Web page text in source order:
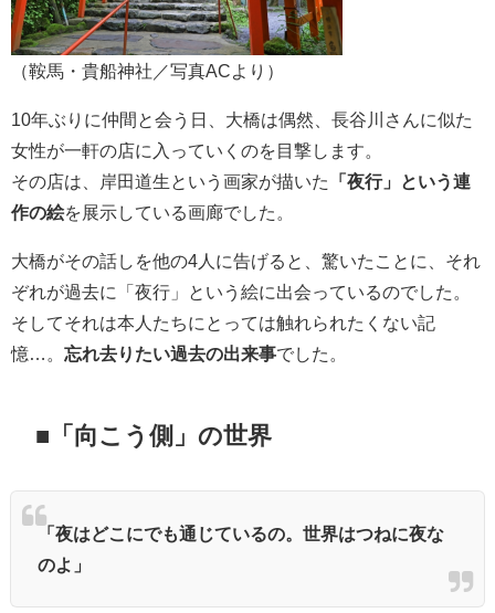
（鞍馬・貴船神社／写真ACより）
10年ぶりに仲間と会う日、大橋は偶然、長谷川さんに似た
女性が一軒の店に入っていくのを目撃します。
その店は、岸田道生という画家が描いた
「夜行」という連
作の絵を展示している画廊でした。
大橋がその話しを他の4人に告げると、驚いたことに、それ
ぞれが過去に「夜行」という絵に出会っているのでした。
そしてそれは本人たちにとっては触れられたくない記
憶…。 忘れ去りたい過去の出来事でした。
■「向こう側」の世界
「夜はどこにでも通じているの。世界はつねに夜な
のよ」